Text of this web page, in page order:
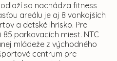
sa nachádza fitness
areálu je aj 8 vonkajších
a detské ihrisko. Pre
parkovacích miest. NTC
mládeže z východného
centrum pre